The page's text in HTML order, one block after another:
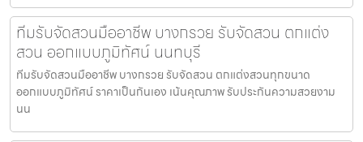
ทีมรับจัดสวนมืออาชีพ บางกรวย รับจัดสวน ตกแต่ง
สวน ออกแบบภูมิทัศน์ นนทบุรี
ทีมรับจัดสวนมืออาชีพ บางกรวย รับจัดสวน ตกแต่งสวนทุกขนาด
ออกแบบภูมิทัศน์ ราคาเป็นกันเอง เน้นคุณภาพ รับประกันความสวยงาม
นน